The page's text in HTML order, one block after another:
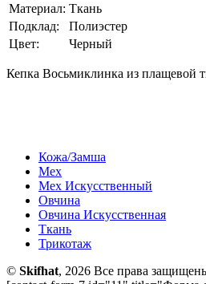
Материал: Ткань
Подклад:
Полиэстер
Цвет:
Черный
Кепка Восьмиклинка из плащевой
Кожа/Замша
Мех
Мех Искусственный
Овчина
Овчина Искусственная
Ткань
Трикотаж
© Skifhat, 2026 Все права